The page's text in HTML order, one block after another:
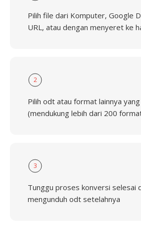
Pilih file dari Komputer, Google
URL, atau dengan menyeret ke
2
Pilih odt atau format lainnya yang
(mendukung lebih dari 200
3
Tunggu proses konversi selesai
mengunduh odt setelahnya